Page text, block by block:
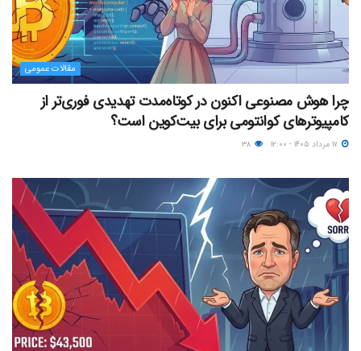
مقالات عمومی
چرا هوش مصنوعی اکنون در کوتاه‌مدت تهدیدی فوری‌تر از
کامپیوترهای کوانتومی برای بیت‌کوین است؟